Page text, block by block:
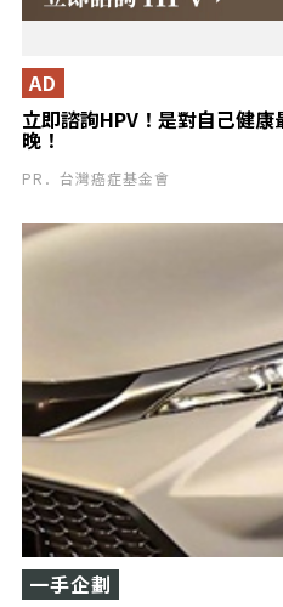
立即諮詢HPV！是對自己健
晚！
AD
PR．台灣癌症基金會
一手企劃